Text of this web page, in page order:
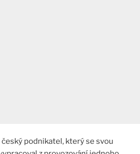
český podnikatel, který se svou